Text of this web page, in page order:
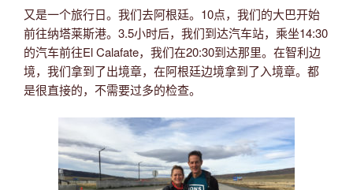
又是一个旅行日。我们去阿根廷。10点，我们的大巴开始
前往纳塔莱斯港。3.5小时后，我们到达汽车站，乘坐14:30
的汽车前往El Calafate，我们在20:30到达那里。在智利边
境，我们拿到了出境章，在阿根廷边境拿到了入境章。都
是很直接的，不需要过多的检查。